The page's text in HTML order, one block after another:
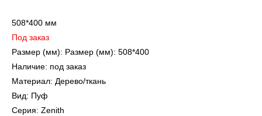
508*400 мм
Под заказ
Размер (мм): Размер (мм): 508*400
Наличие: под заказ
Материал: Дерево/ткань
Вид: Пуф
Серия: Zenith